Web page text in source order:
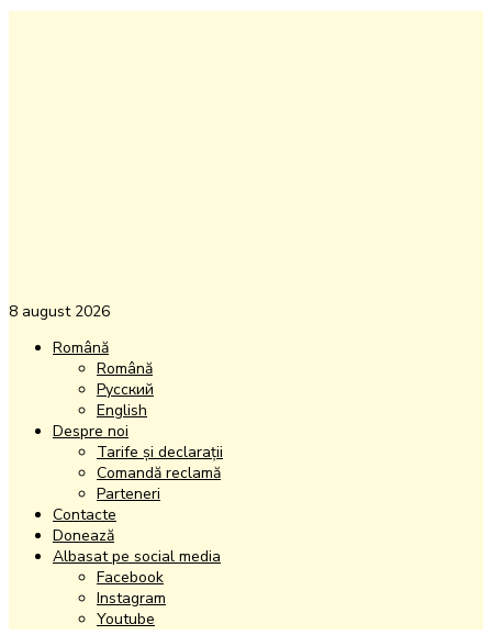
8 august 2026
Română
Română
Русский
English
Despre noi
Tarife și declarații
Comandă reclamă
Parteneri
Contacte
Donează
Albasat pe social media
Facebook
Instagram
Youtube